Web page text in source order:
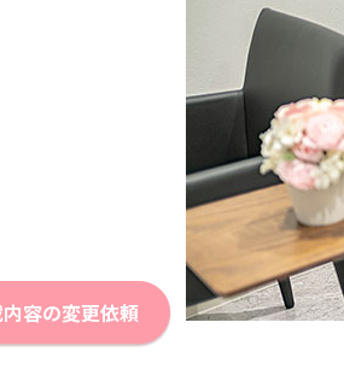
容の変更依頼